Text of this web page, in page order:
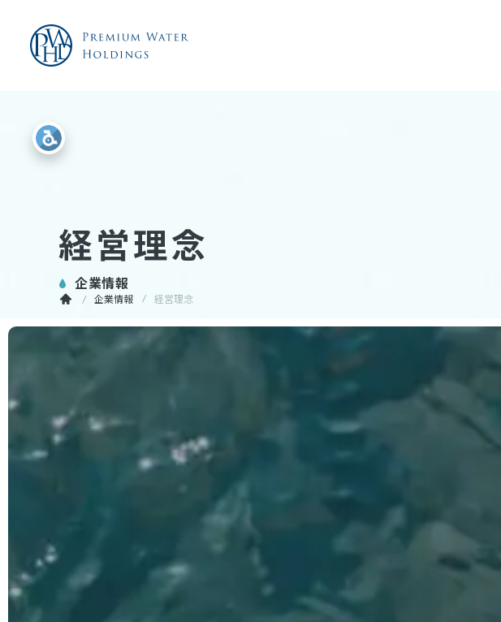
経営理念
企業情報
企業情報 経営理念